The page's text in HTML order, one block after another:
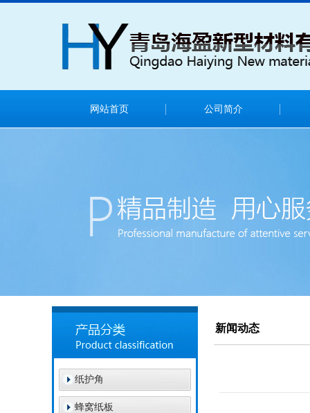
网站首页 公司简介
纸护角
蜂窝纸板
新闻动态